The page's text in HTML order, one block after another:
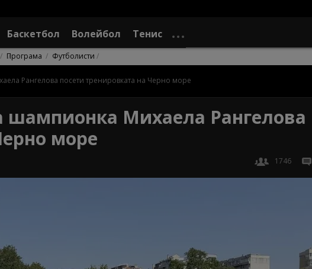
Баскетбол Волейбол Тенис
Програма Футболисти
Рангелова посети тренировката на Черно море
шампионка Михаела Рангелова
море
1746